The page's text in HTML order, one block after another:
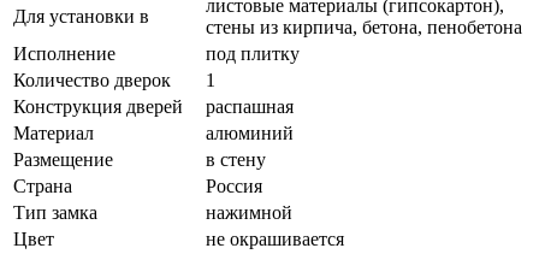
Для установки в
листовые материалы (гипсокартон),
стены из кирпича, бетона, пенобетона
Исполнение
под плитку
Количество дверок
1
Конструкция дверей
распашная
Материал
алюминий
Размещение
в стену
Страна
Россия
Тип замка
нажимной
Цвет
не окрашивается